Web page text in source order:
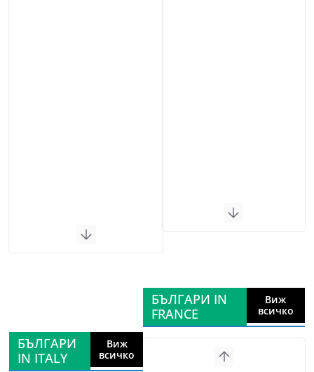
БЪЛГАРИ
IN ITALY
Виж
всичко
БЪЛГАРИ IN
FRANCE
Виж
всичко